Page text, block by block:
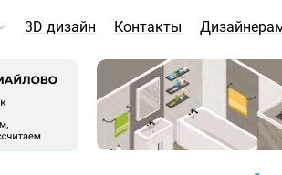
3D дизайн Контакты